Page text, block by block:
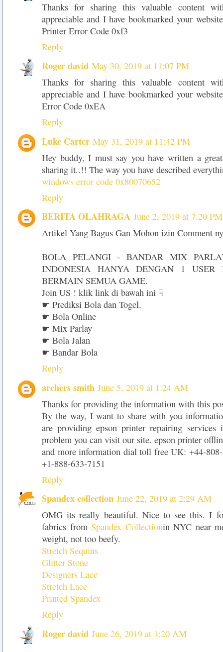
Thanks for sharing this valuable content
appreciable and I have bookmarked your
Printer Error Code 0xf3
Reply
Roger david May 30, 2019 at 11:07 PM
Thanks for sharing this valuable content
appreciable and I have bookmarked your
Error Code 0xEA
Reply
Luke Carter May 31, 2019 at 11:42 PM
Hey buddy, I must say you have written a
sharing it..!! The way you have described
windows error code 0x80070652
Reply
BERITA OLAHRAGA June 2, 2019 at 7:20 PM
Artikel Yang Bagus Gan Mohon izin Comment
BOLA PELANGI - BANDAR MIX
INDONESIA HANYA DENGAN 1 USER
BERMAIN SEMUA GAME.
Join US ! klik link di bawah ini ☟
☛ Prediksi Bola dan Togel.
☛ Bola Online
☛ Mix Parlay
☛ Bola Jalan
☛ Bandar Bola
Reply
archers smith June 5, 2019 at 1:24 AM
Thanks for providing the information with this
By the way, I want to share with you
are providing epson printer repairing
problem you can visit our site. epson printer
and more information dial toll free UK: +44-
+1-888-633-7151
Reply
Spandex collection June 22, 2019 at 2:29 AM
OMG its really beautiful. Nice to see this. I
fabrics from Spandex Collectionin NYC near
weight, not too beefy.
Stretch Sequins
Glitter Stone
Designers Lace
Stretch Lace
Printed Spandex
Reply
Roger david June 26, 2019 at 1:20 AM